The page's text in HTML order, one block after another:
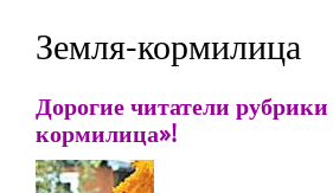
Земля-кормилица
Дорогие читатели
кормилица»!